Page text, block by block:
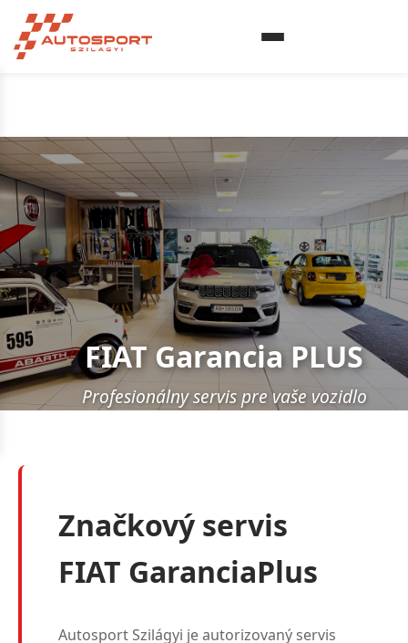
FIAT Garancia PLUS
Profesionálny servis pre vaše vozidlo
Značkový servis
FIAT GaranciaPlus
Autosport Szilágyi je autorizovaný servis